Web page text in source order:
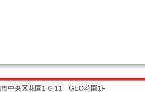
市中央区花園1-6-11 GEO花園1F